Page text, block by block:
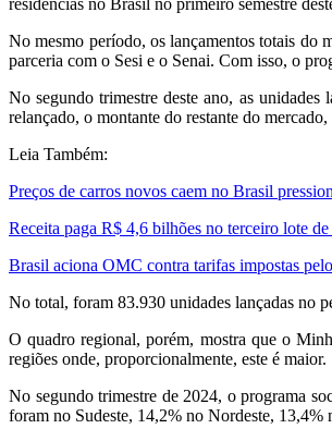
No mesmo período, os lançamentos totais do
parceria com o Sesi e o Senai. Com isso, o
No segundo trimestre deste ano, as
relançado, o montante do restante do
Leia Também:
Preços de carros novos caem no Brasil
Receita paga R$ 4,6 bilhões no terceiro lote
Brasil aciona OMC contra tarifas impostas
No total, foram 83.930 unidades lançadas no
O quadro regional, porém, mostra que o
regiões onde, proporcionalmente, este é maior.
No segundo trimestre de 2024, o programa
foram no Sudeste, 14,2% no Nordeste,